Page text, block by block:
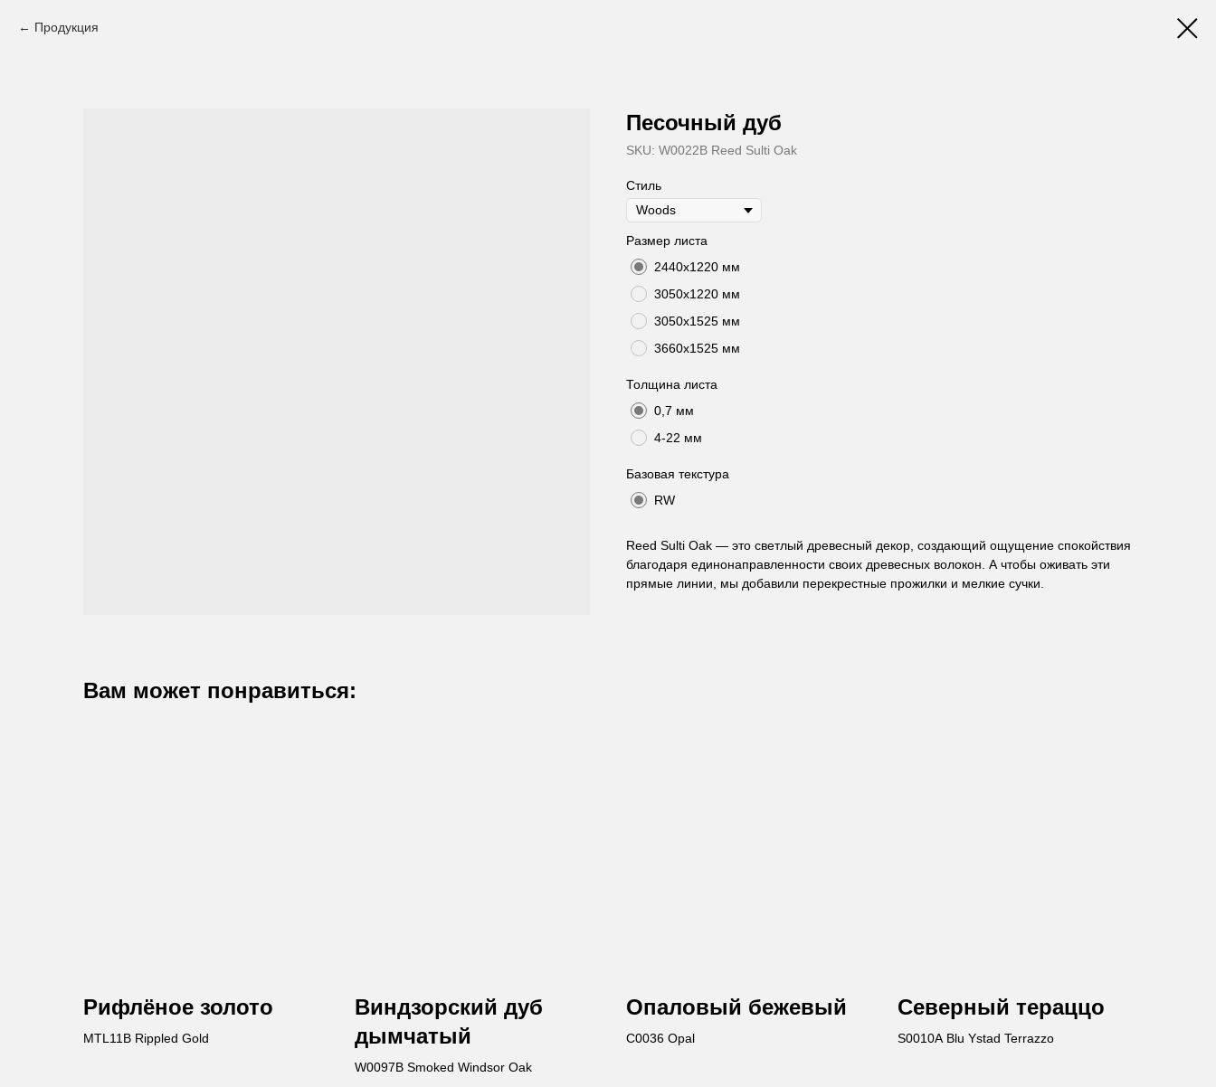
Продукция
Песочный дуб
SKU: W0022B Reed Sulti Oak
Стиль
Размер листа
2440х1220 мм
3050х1220 мм
3050х1525 мм
3660х1525 мм
Толщина листа
0,7 мм
4-22 мм
Базовая текстура
RW
Reed Sulti Oak — это светлый древесный декор, создающий ощущение спокойствия
благодаря единонаправленности своих древесных волокон. А чтобы оживать эти
прямые линии, мы добавили перекрестные прожилки и мелкие сучки.
Вам может понравиться:
Рифлёное золото
MTL11B Rippled Gold
Виндзорский дуб
дымчатый
W0097B Smoked Windsor Oak
Опаловый бежевый
C0036 Opal
Северный тераццо
S0010A Blu Ystad Terrazzo